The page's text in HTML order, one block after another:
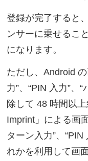
登録が完了すると
ンサーに乗せるこ
になります。
ただし、Android
力”、“PIN 入力”、
除して 48 時間以
Imprint」による画
ターン入力”、“PIN
れかを利用して画